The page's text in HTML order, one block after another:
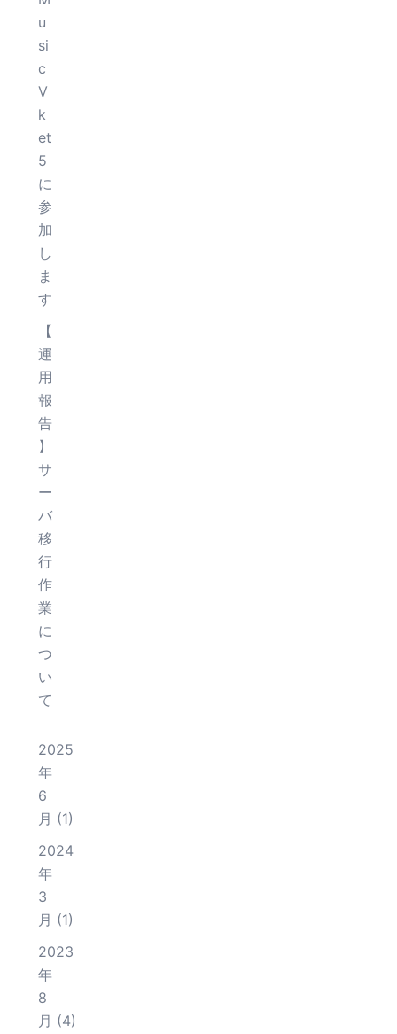
u
si
c
V
k
et
5
に
参
加
し
ま
す
【
運
用
報
告
】
サ
ー
バ
移
行
作
業
に
つ
い
て
2025
年
6
月 (1)
2024
年
3
月 (1)
2023
年
8
月 (4)